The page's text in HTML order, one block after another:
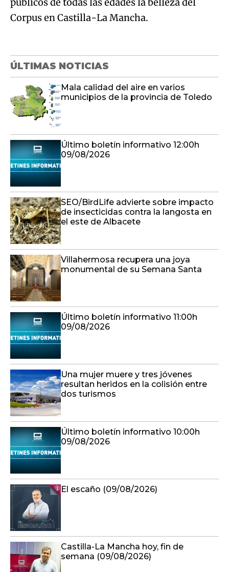
Corpus en Castilla-La Mancha.
ÚLTIMAS NOTICIAS
Mala calidad del aire en varios
municipios de la provincia de Toledo
Último boletín informativo 12:00h
09/08/2026
SEO/BirdLife advierte sobre impacto
de insecticidas contra la langosta en
el este de Albacete
Villahermosa recupera una joya
monumental de su Semana Santa
Último boletín informativo 11:00h
09/08/2026
Una mujer muere y tres jóvenes
resultan heridos en la colisión entre
dos turismos
Último boletín informativo 10:00h
09/08/2026
El escaño (09/08/2026)
Castilla-La Mancha hoy, fin de
semana (09/08/2026)